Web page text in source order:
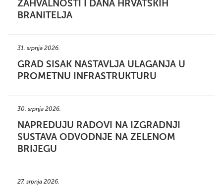
ZAHVALNOSTI I DANA HRVATSKIH
BRANITELJA
31. srpnja 2026.
GRAD SISAK NASTAVLJA ULAGANJA U
PROMETNU INFRASTRUKTURU
30. srpnja 2026.
NAPREDUJU RADOVI NA IZGRADNJI
SUSTAVA ODVODNJE NA ZELENOM
BRIJEGU
27. srpnja 2026.